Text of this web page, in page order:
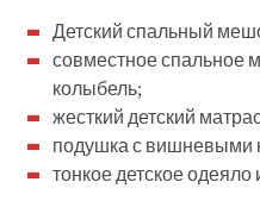
Детский спальный
совместное спальное
колыбель;
жесткий детский
подушка с вишневыми
тонкое детское одеяло